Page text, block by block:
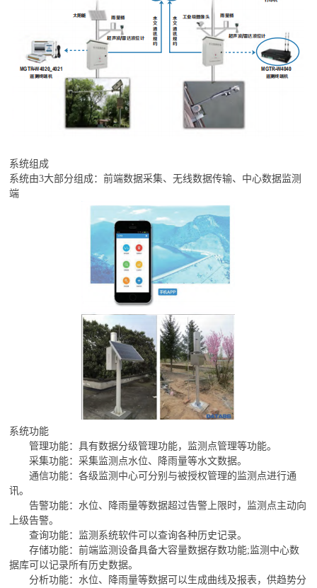
系统组成
系统由3大部分组成：前端数据采集、无线数据传输、中心数据监测
端
系统功能
管理功能：具有数据分级管理功能，监测点管理等功能。
采集功能：采集监测点水位、降雨量等水文数据。
通信功能：各级监测中心可分别与被授权管理的监测点进行通
讯。
告警功能：水位、降雨量等数据超过告警上限时，监测点主动向
上级告警。
查询功能：监测系统软件可以查询各种历史记录。
存储功能：前端监测设备具备大容量数据存数功能;监测中心数
据库可以记录所有历史数据。
分析功能：水位、降雨量等数据可以生成曲线及报表，供趋势分